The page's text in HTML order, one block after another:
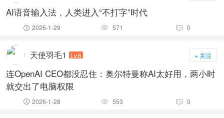
AI语音输入法，人类进入“不打字”时代
 2026-1-29  571  0
天使羽毛1 Lv.6 + 关注
连OpenAI CEO都没忍住：奥尔特曼称AI太好用，两小时
就交出了电脑权限
 2026-1-28  553  0